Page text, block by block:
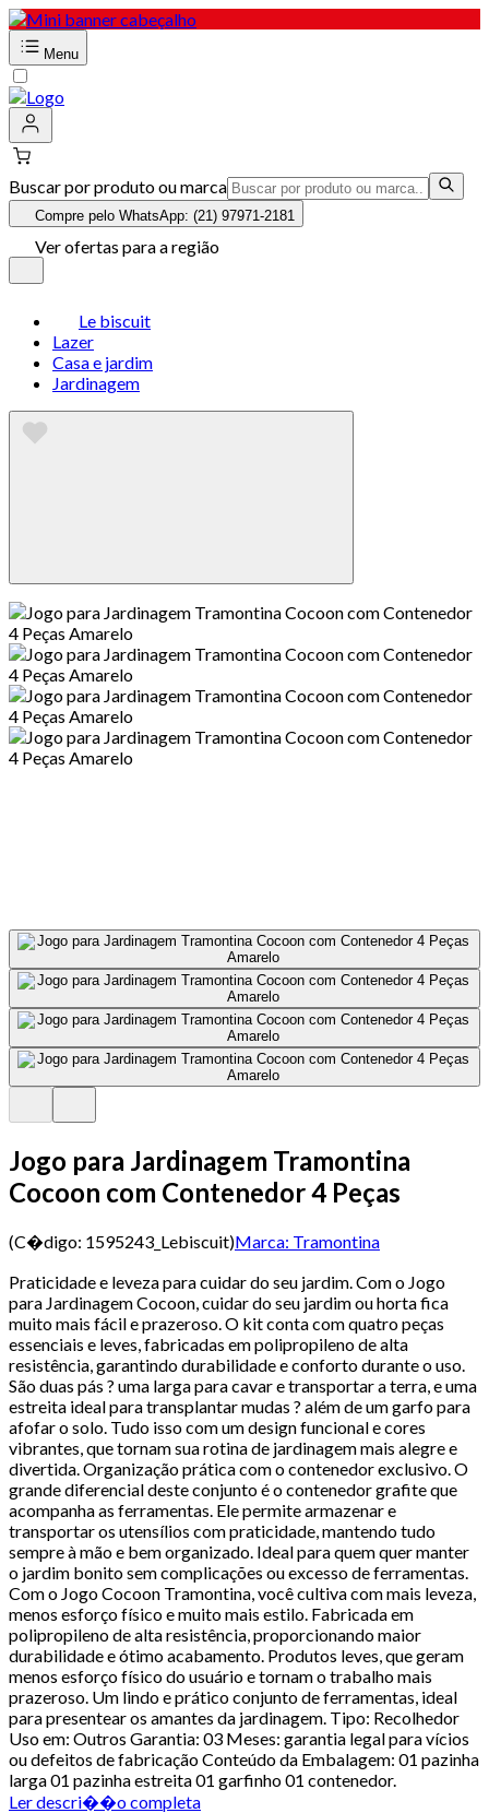
Menu
Buscar por produto ou marca
Compre pelo WhatsApp: (21) 97971-2181
Ver ofertas para a região
Le biscuit
Lazer
Casa e jardim
Jardinagem
Jogo para Jardinagem Tramontina
Cocoon com Contenedor 4 Peças
(C�digo: 1595243_Lebiscuit)Marca: Tramontina
Praticidade e leveza para cuidar do seu jardim. Com o Jogo
para Jardinagem Cocoon, cuidar do seu jardim ou horta fica
muito mais fácil e prazeroso. O kit conta com quatro peças
essenciais e leves, fabricadas em polipropileno de alta
resistência, garantindo durabilidade e conforto durante o uso.
São duas pás ? uma larga para cavar e transportar a terra, e uma
estreita ideal para transplantar mudas ? além de um garfo para
afofar o solo. Tudo isso com um design funcional e cores
vibrantes, que tornam sua rotina de jardinagem mais alegre e
divertida. Organização prática com o contenedor exclusivo. O
grande diferencial deste conjunto é o contenedor grafite que
acompanha as ferramentas. Ele permite armazenar e
transportar os utensílios com praticidade, mantendo tudo
sempre à mão e bem organizado. Ideal para quem quer manter
o jardim bonito sem complicações ou excesso de ferramentas.
Com o Jogo Cocoon Tramontina, você cultiva com mais leveza,
menos esforço físico e muito mais estilo. Fabricada em
polipropileno de alta resistência, proporcionando maior
durabilidade e ótimo acabamento. Produtos leves, que geram
menos esforço físico do usuário e tornam o trabalho mais
prazeroso. Um lindo e prático conjunto de ferramentas, ideal
para presentear os amantes da jardinagem. Tipo: Recolhedor
Uso em: Outros Garantia: 03 Meses: garantia legal para vícios
ou defeitos de fabricação Conteúdo da Embalagem: 01 pazinha
larga 01 pazinha estreita 01 garfinho 01 contenedor.
Ler descri��o completa